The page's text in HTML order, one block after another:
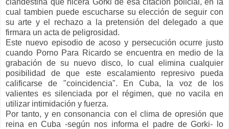
cual tambien puede escucharse su elección de seguir con
su arte y el rechazo a la pretensión del delegado a que
firmara un acta de peligrosidad.
Este nuevo episodio de acoso y persecución ocurre justo
cuando Porno Para Ricardo se encuentra en medio de la
grabación de su nuevo disco, lo cual elimina cualquier
posibilidad de que este escalamiento represivo pueda
calificarse de "coincidencia". En Cuba, la voz de los
valientes es silenciada por el régimen, que no vacila en
utilizar intimidación y fuerza.
Por tanto, y en consonancia con el clima de opresión que
reina en Cuba -según nos informa el padre de Gorki- lo